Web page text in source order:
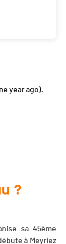
year ago).
?
sa 45ème
à Meyriez